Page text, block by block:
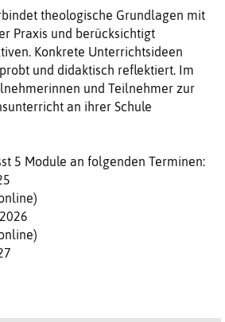
theologische Grundlagen mit
Praxis und berücksichtigt
Konkrete Unterrichtsideen
und didaktisch reflektiert. Im
und Teilnehmer zur
an ihrer Schule
5 Module an folgenden Terminen: